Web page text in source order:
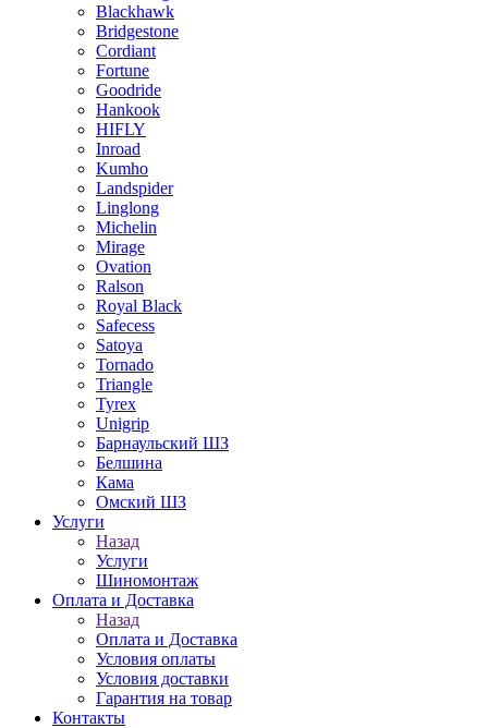
Blackhawk
Bridgestone
Cordiant
Fortune
Goodride
Hankook
HIFLY
Inroad
Kumho
Landspider
Linglong
Michelin
Mirage
Ovation
Ralson
Royal Black
Safecess
Satoya
Tornado
Triangle
Tyrex
Unigrip
Барнаульский ШЗ
Белшина
Кама
Омский ШЗ
Услуги
Назад
Услуги
Шиномонтаж
Оплата и Доставка
Назад
Оплата и Доставка
Условия оплаты
Условия доставки
Гарантия на товар
Контакты